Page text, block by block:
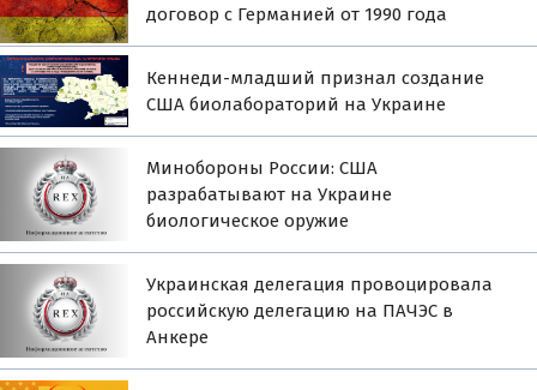
договор с Германией от 1990 года
Кеннеди-младший признал создание
США биолабораторий на Украине
Минобороны России: США
разрабатывают на Украине
биологическое оружие
Украинская делегация провоцировала
российскую делегацию на ПАЧЭС в
Анкере